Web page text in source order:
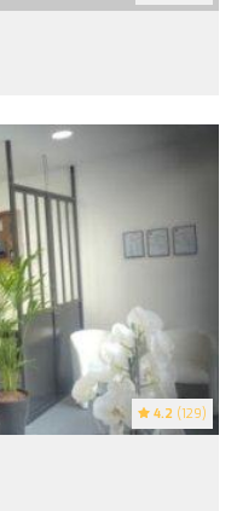
4.2 (129)